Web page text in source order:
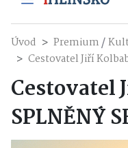
Úvod Premium/
Cestovatel Jiří
Cestovatel
SPLNĚNÝ